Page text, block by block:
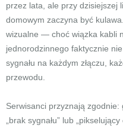
przez lata, ale przy dzisiejszej
domowym zaczyna być
wizualne — choć wiązka kabli
jednorodzinnego faktycznie
sygnału na każdym złączu,
przewodu.
Serwisanci przyznają
„brak sygnału” lub